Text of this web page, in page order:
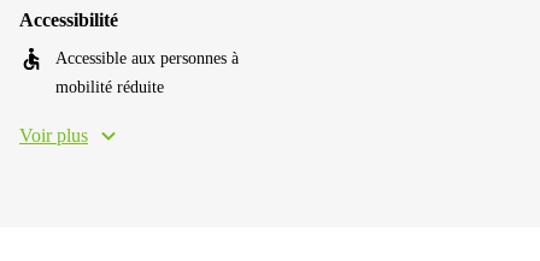
Accessibilité
Accessible aux personnes à
mobilité réduite
Voir plus